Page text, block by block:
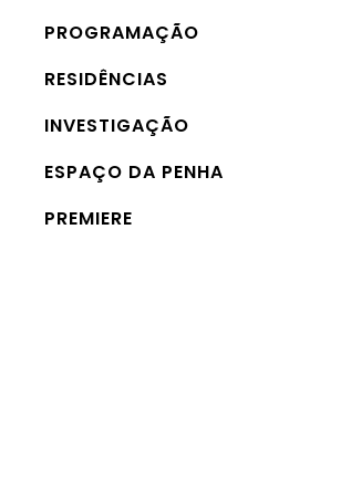
PROGRAMAÇÃO
RESIDÊNCIAS
INVESTIGAÇÃO
ESPAÇO DA PENHA
PREMIERE